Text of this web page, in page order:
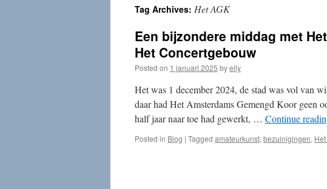
Tag Archives: Het AGK
Een bijzondere middag met
Het Concertgebouw
Posted on 1 januari 2025 byelly
Het was 1 december 2024, de stad was vol van
daar had Het Amsterdams Gemengd Koor geen
half jaar naar toe had gewerkt, … Continue
Posted in Blog | Tagged amateurkunst, bezuinigingen,